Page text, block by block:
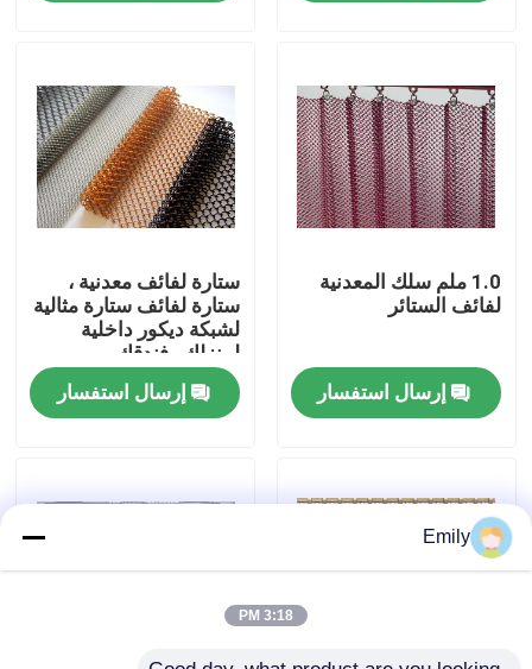
حولنا
جولة في المصنع
مراقبة الجودة
القضايا
شبكة أسلاك معدنية مثقبة
1.0 ملم سلك المعدنية
لفائف الستائر
إرسال استفسار
ستارة لفائف معدنية ،
ستارة لفائف ستارة مثالية
لشبكة ديكور داخلية
لمنزلك وفندقك
إرسال استفسار
Emily
3:18 PM